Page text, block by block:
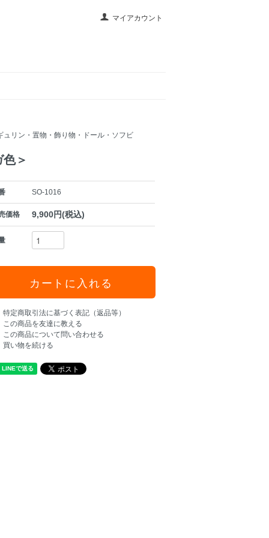
マイアカウント
ュリン・置物・飾り物・ドール・ソフビ
＞
SO-1016
価格 9,900円(税込)
特定商取引法に基づく表記（返品等）
この商品を友達に教える
この商品について問い合わせる
買い物を続ける